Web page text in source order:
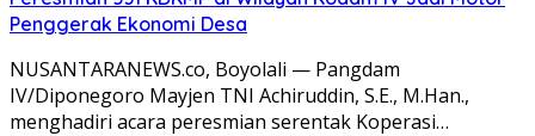
Penggerak Ekonomi Desa
NUSANTARANEWS.co, Boyolali — Pangdam
IV/Diponegoro Mayjen TNI Achiruddin, S.E., M.Han.,
menghadiri acara peresmian serentak Koperasi…